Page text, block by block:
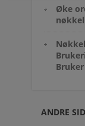
Øke
ANDRE